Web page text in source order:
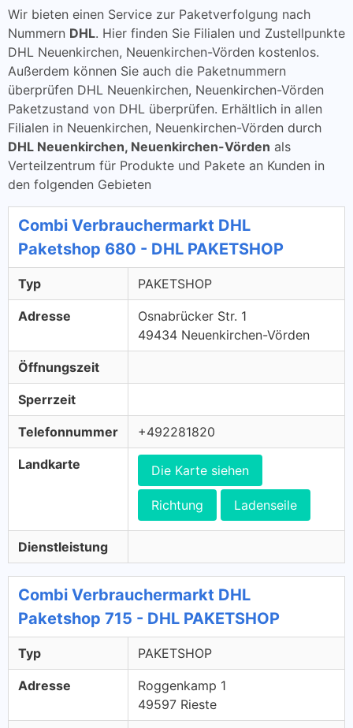
Wir bieten einen Service zur Paketverfolgung nach
Nummern DHL. Hier finden Sie Filialen und Zustellpunkte
DHL Neuenkirchen, Neuenkirchen-Vörden kostenlos.
Außerdem können Sie auch die Paketnummern
überprüfen DHL Neuenkirchen, Neuenkirchen-Vörden
Paketzustand von DHL überprüfen. Erhältlich in allen
Filialen in Neuenkirchen, Neuenkirchen-Vörden durch
DHL Neuenkirchen, Neuenkirchen-Vörden als
Verteilzentrum für Produkte und Pakete an Kunden in
den folgenden Gebieten
Combi Verbrauchermarkt DHL
Paketshop 680 - DHL PAKETSHOP
Typ PAKETSHOP
Adresse
Osnabrücker Str. 1
49434 Neuenkirchen-Vörden
Öffnungszeit
Sperrzeit
Telefonnummer +492281820
Landkarte Die Karte siehen
Richtung Ladenseile
Dienstleistung
Combi Verbrauchermarkt DHL
Paketshop 715 - DHL PAKETSHOP
Typ PAKETSHOP
Adresse
Roggenkamp 1
49597 Rieste